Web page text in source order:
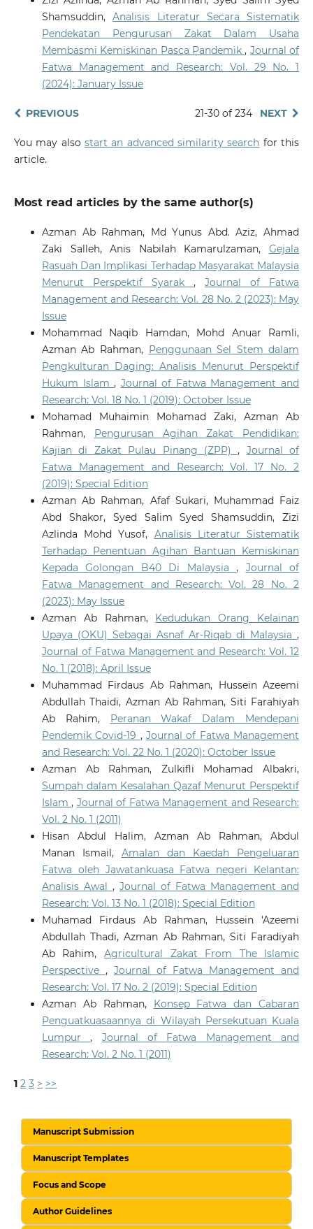
Shamsuddin,Analisis Literatur Secara Sistematik
Pendekatan Pengurusan Zakat Dalam Usaha
Membasmi Kemiskinan Pasca Pandemik, Journal of
Fatwa Management and Research: Vol. 29 No. 1
(2024): January Issue
PREVIOUS 21-30 of 234 NEXT
You may also start an advanced similarity search for this
article.
Most read articles by the same author(s)
Azman Ab Rahman, Md Yunus Abd. Aziz, Ahmad
Zaki Salleh, Anis Nabilah Kamarulzaman,Gejala
Rasuah Dan Implikasi Terhadap Masyarakat Malaysia
Menurut Perspektif Syarak ,Journal of Fatwa
Management and Research: Vol. 28 No. 2 (2023): May
Issue
Mohammad Naqib Hamdan, Mohd Anuar Ramli,
Azman Ab Rahman, Penggunaan Sel Stem dalam
Pengkulturan Daging: Analisis Menurut Perspektif
Hukum Islam, Journal of Fatwa Management and
Research: Vol. 18 No. 1 (2019): October Issue
Mohamad Muhaimin Mohamad Zaki, Azman Ab
Rahman, Pengurusan Agihan Zakat Pendidikan:
Kajian di Zakat Pulau Pinang (ZPP), Journal of
Fatwa Management and Research: Vol. 17 No. 2
(2019): Special Edition
Azman Ab Rahman, Afaf Sukari, Muhammad Faiz
Abd Shakor, Syed Salim Syed Shamsuddin, Zizi
Azlinda Mohd Yusof, Analisis Literatur Sistematik
Terhadap Penentuan Agihan Bantuan Kemiskinan
Kepada Golongan B40 Di Malaysia, Journal of
Fatwa Management and Research: Vol. 28 No. 2
(2023): May Issue
Azman Ab Rahman, Kedudukan Orang Kelainan
Upaya (OKU) Sebagai Asnaf Ar-Riqab di Malaysia,
Journal of Fatwa Management and Research: Vol. 12
No. 1 (2018): April Issue
Muhammad Firdaus Ab Rahman, Hussein Azeemi
Abdullah Thaidi, Azman Ab Rahman, Siti Farahiyah
Ab Rahim, Peranan Wakaf Dalam Mendepani
Pendemik Covid-19 , Journal of Fatwa Management
and Research: Vol. 22 No. 1 (2020): October Issue
Azman Ab Rahman, Zulkifli Mohamad Albakri,
Sumpah dalam Kesalahan Qazaf Menurut Perspektif
Islam, Journal of Fatwa Management and Research:
Vol. 2 No. 1 (2011)
Hisan Abdul Halim, Azman Ab Rahman, Abdul
Manan Ismail, Amalan dan Kaedah Pengeluaran
Fatwa oleh Jawatankuasa Fatwa negeri Kelantan:
Analisis Awal ,Journal of Fatwa Management and
Research: Vol. 13 No. 1 (2018): Special Edition
Muhamad Firdaus Ab Rahman, Hussein 'Azeemi
Abdullah Thadi, Azman Ab Rahman, Siti Faradiyah
Ab Rahim, Agricultural Zakat From The Islamic
Perspective , Journal of Fatwa Management and
Research: Vol. 17 No. 2 (2019): Special Edition
Azman Ab Rahman, Konsep Fatwa dan Cabaran
Penguatkuasaannya di Wilayah Persekutuan Kuala
Lumpur, Journal of Fatwa Management and
Research: Vol. 2 No. 1 (2011)
1 2 3 > >>
Manuscript Submission
Manuscript Templates
Focus and Scope
Author Guidelines